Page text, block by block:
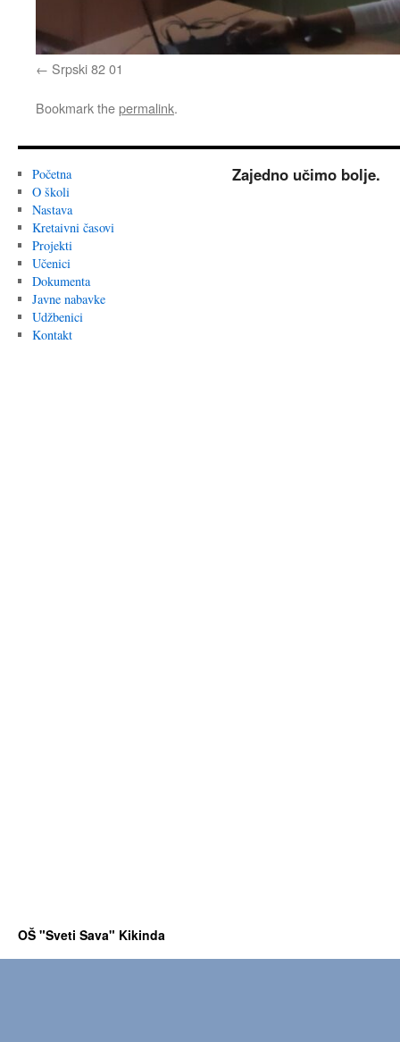
Srpski 82 01
Bookmark thepermalink.
Početna
O školi
Nastava
Kretaivni časovi
Projekti
Učenici
Dokumenta
Javne nabavke
Udžbenici
Kontakt
Zajedno učimo bolje.
OŠ "Sveti Sava" Kikinda